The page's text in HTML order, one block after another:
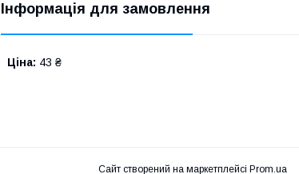
Інформація для замовлення
Ціна: 43 ₴
Сайт створений на маркетплейсі Prom.ua